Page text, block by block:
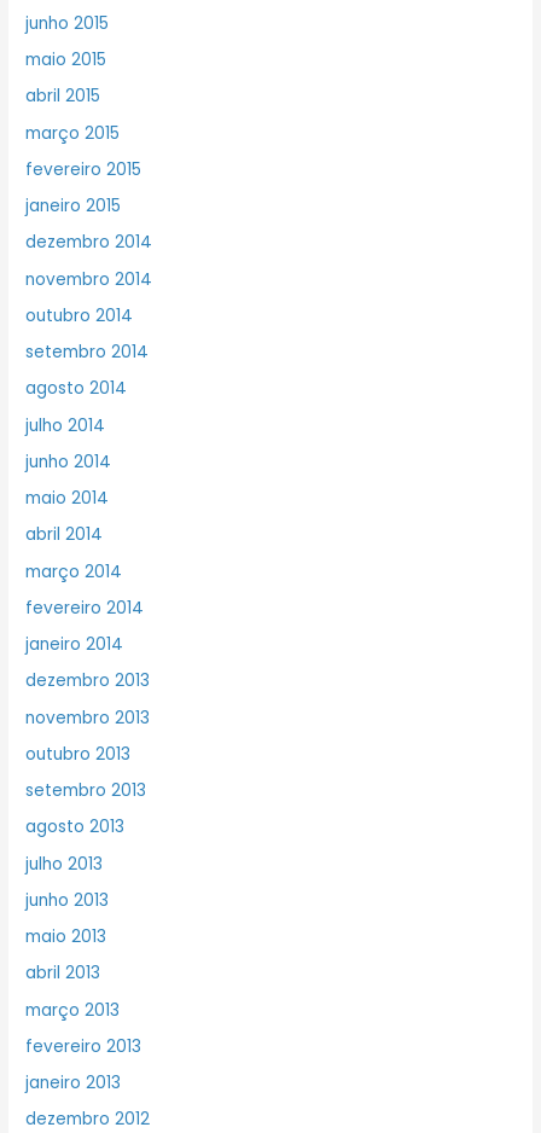
junho 2015
maio 2015
abril 2015
março 2015
fevereiro 2015
janeiro 2015
dezembro 2014
novembro 2014
outubro 2014
setembro 2014
agosto 2014
julho 2014
junho 2014
maio 2014
abril 2014
março 2014
fevereiro 2014
janeiro 2014
dezembro 2013
novembro 2013
outubro 2013
setembro 2013
agosto 2013
julho 2013
junho 2013
maio 2013
abril 2013
março 2013
fevereiro 2013
janeiro 2013
dezembro 2012